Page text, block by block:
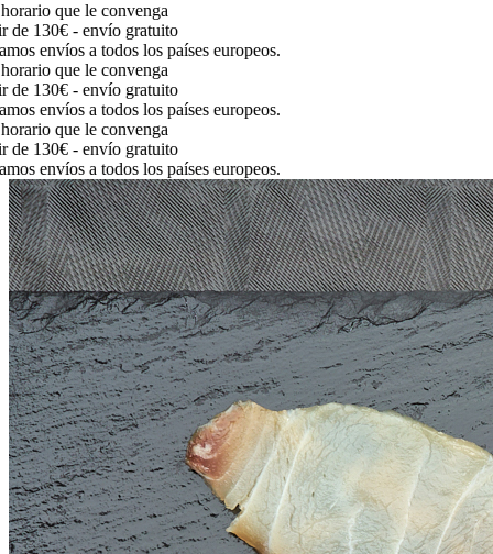
que le convenga
130€ - envío gratuito
envíos a todos los países europeos.
que le convenga
130€ - envío gratuito
envíos a todos los países europeos.
que le convenga
130€ - envío gratuito
envíos a todos los países europeos.